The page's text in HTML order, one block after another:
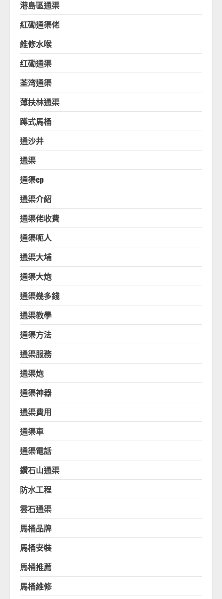
港島區通渠
紅磡通渠佬
維修水喉
红磡通渠
荃湾通渠
薄扶林通渠
蹲式馬桶
通沙井
通渠
通渠cp
通渠介紹
通渠佬收費
通渠呃人
通渠大埔
通渠大炮
通渠幾多錢
通渠教學
通渠方法
通渠服務
通渠炮
通渠神器
通渠費用
通渠車
通渠電話
鑽石山通渠
防水工程
雲石通渠
馬桶品牌
馬桶安裝
馬桶推薦
馬桶維修